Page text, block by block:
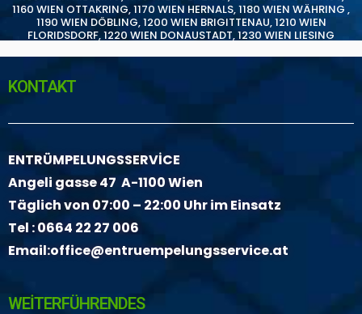
1160 WIEN OTTAKRING,1170 WIEN HERNALS,1180 WIEN WÄHRING ,
1190 WIEN DÖBLING,1200 WIEN BRIGITTENAU,1210 WIEN
FLORIDSDORF,1220 WIEN DONAUSTADT,1230 WIEN LIESING
KONTAKT
ENTRÜMPELUNGSSERVİCE
Angeli gasse 47 A-1100 Wien
Täglich von 07:00 – 22:00 Uhr im Einsatz
Tel :0664 22 27 006
Email:office@entruempelungsservice.at
WEİTERFÜHRENDES